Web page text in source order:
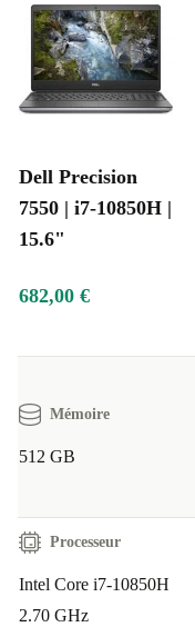
Dell Precision
7550 | i7-10850H |
15.6"
682,00 €
Mémoire
512 GB
Processeur
Intel Core i7-10850H
2.70 GHz